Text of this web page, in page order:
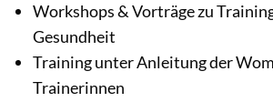
Workshops & Vorträge zu
Gesundheit
Training unter Anleitung der
Trainerinnen